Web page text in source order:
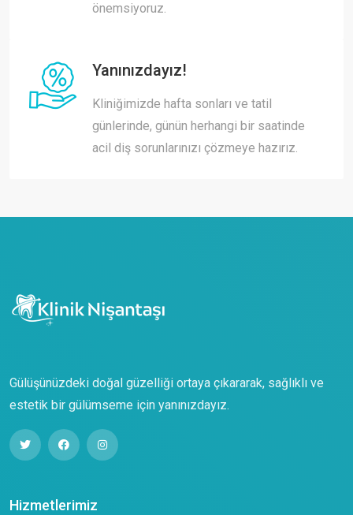
önemsiyoruz.
Yanınızdayız!
Kliniğimizde hafta sonları ve tatil
günlerinde, günün herhangi bir saatinde
acil diş sorunlarınızı çözmeye hazırız.
Gülüşünüzdeki doğal güzelliği ortaya çıkararak, sağlıklı ve
estetik bir gülümseme için yanınızdayız.
Hizmetlerimiz